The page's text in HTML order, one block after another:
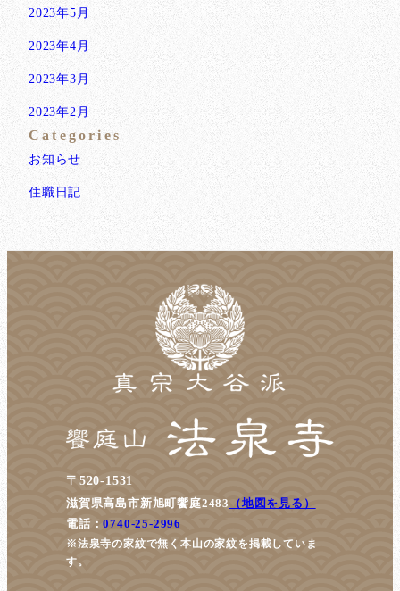
2023年5月
2023年4月
2023年3月
2023年2月
Categories
お知らせ
住職日記
〒520-1531
滋賀県高島市新旭町饗庭2483
（地図を見る）
電話：0740-25-2996
※法泉寺の家紋で無く本山の家紋を掲載していま
す。